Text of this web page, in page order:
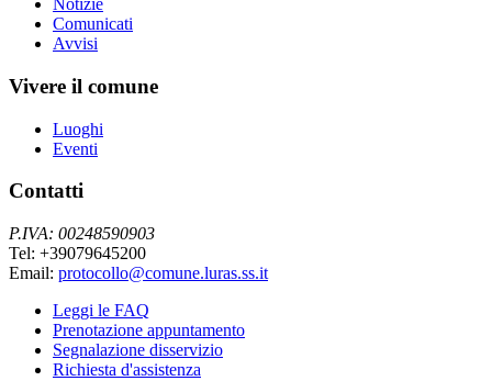
Notizie
Comunicati
Avvisi
Vivere il comune
Luoghi
Eventi
Contatti
P.IVA: 00248590903
Tel: +39079645200
Email: protocollo@comune.luras.ss.it
Leggi le FAQ
Prenotazione appuntamento
Segnalazione disservizio
Richiesta d'assistenza